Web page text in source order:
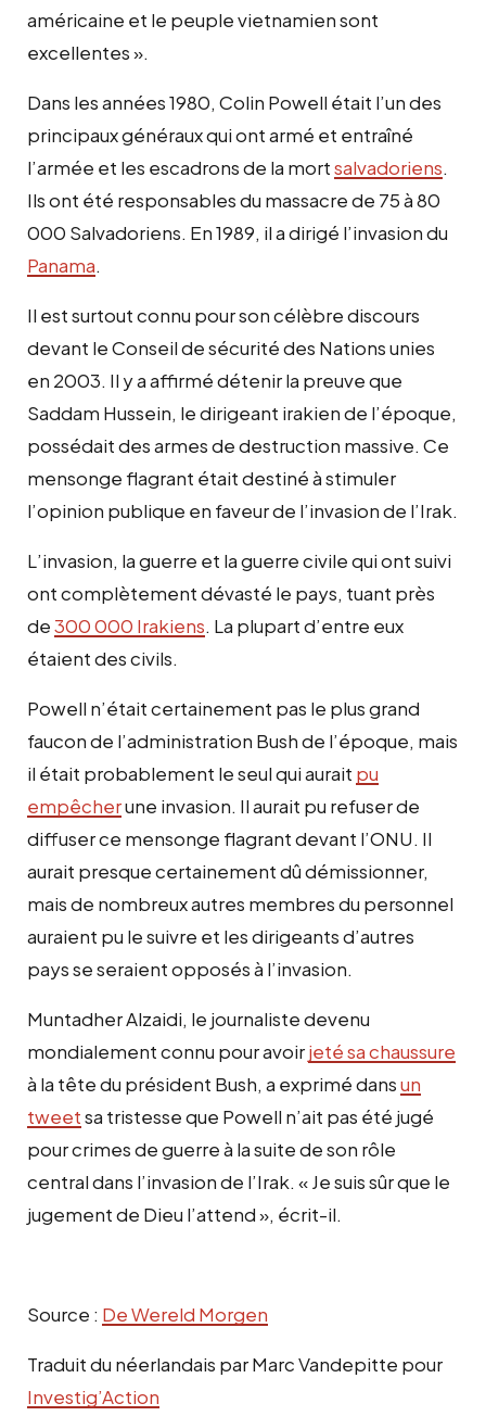
américaine et le peuple vietnamien sont
excellentes ».
Dans les années 1980, Colin Powell était l’un des
principaux généraux qui ont armé et entraîné
l’armée et les escadrons de la mortsalvadoriens.
Ils ont été responsables du massacre de 75 à 80
000 Salvadoriens. En 1989, il a dirigé l’invasion du
Panama.
Il est surtout connu pour son célèbre discours
devant le Conseil de sécurité des Nations unies
en 2003. Il y a affirmé détenir la preuve que
Saddam Hussein, le dirigeant irakien de l’époque,
possédait des armes de destruction massive. Ce
mensonge flagrant était destiné à stimuler
l’opinion publique en faveur de l’invasion de l’Irak.
L’invasion, la guerre et la guerre civile qui ont suivi
ont complètement dévasté le pays, tuant près
de300 000 Irakiens. La plupart d’entre eux
étaient des civils.
Powell n’était certainement pas le plus grand
faucon de l’administration Bush de l’époque, mais
il était probablement le seul qui aurait pu
empêcherune invasion. Il aurait pu refuser de
diffuser ce mensonge flagrant devant l’ONU. Il
aurait presque certainement dû démissionner,
mais de nombreux autres membres du personnel
auraient pu le suivre et les dirigeants d’autres
pays se seraient opposés à l’invasion.
Muntadher Alzaidi, le journaliste devenu
mondialement connu pour avoirjeté sa chaussure
à la tête du président Bush, a exprimé dansun
tweetsa tristesse que Powell n’ait pas été jugé
pour crimes de guerre à la suite de son rôle
central dans l’invasion de l’Irak. « Je suis sûr que le
jugement de Dieu l’attend », écrit-il.
Source : De Wereld Morgen
Traduit du néerlandais par Marc Vandepitte pour
Investig’Action